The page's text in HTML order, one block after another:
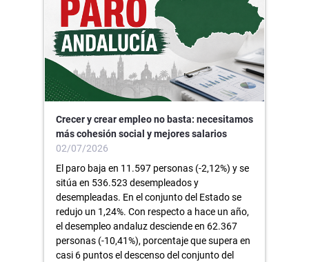
Crecer y crear empleo no basta: necesitamos
más cohesión social y mejores salarios
02/07/2026
El paro baja en 11.597 personas (-2,12%) y se
sitúa en 536.523 desempleados y
desempleadas. En el conjunto del Estado se
redujo un 1,24%. Con respecto a hace un año,
el desempleo andaluz desciende en 62.367
personas (-10,41%), porcentaje que supera en
casi 6 puntos el descenso del conjunto del